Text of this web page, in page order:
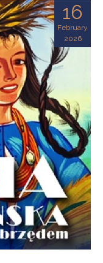
16
February
2026